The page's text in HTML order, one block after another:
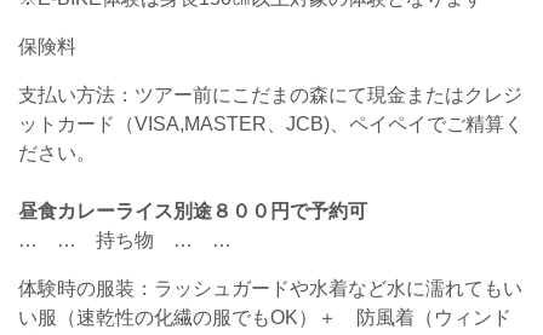
保険料
支払い方法：ツアー前にこだまの森にて現金またはクレジ
ットカード（VISA,MASTER、JCB)、ペイペイでご精算く
ださい。
昼食カレーライス別途８００円で予約可
… … 持ち物 … …
体験時の服装：ラッシュガードや水着など水に濡れてもい
い服（速乾性の化繊の服でもOK）＋ 防風着（ウィンド